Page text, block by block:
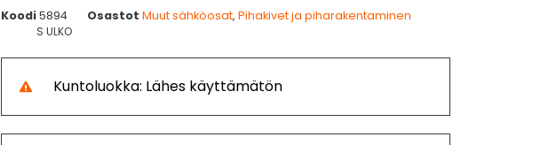
Koodi5894 Osastot Muut sähköosat,Pihakivet ja piharakentaminen
S ULKO
Kuntoluokka: Lähes käyttämätön